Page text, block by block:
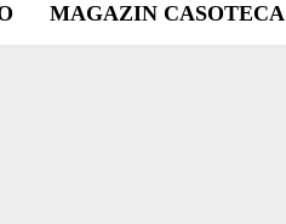
MAGAZIN CASOTECA